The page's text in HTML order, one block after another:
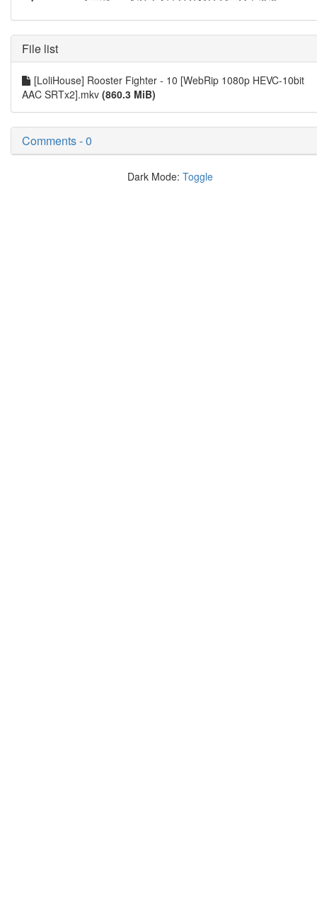
File list
[LoliHouse] Rooster Fighter - 10 [WebRip 1080p HEVC-10bit
AAC SRTx2].mkv (860.3 MiB)
Comments - 0
Dark Mode: Toggle